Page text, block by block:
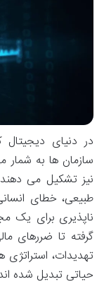
در دنیای دیجیتال
سازمان ها به شمار
نیز تشکیل می
طبیعی، خطای
ناپذیری برای یک
گرفته تا ضررهای
تهدیدات، استراتژی
حیاتی تبدیل شده